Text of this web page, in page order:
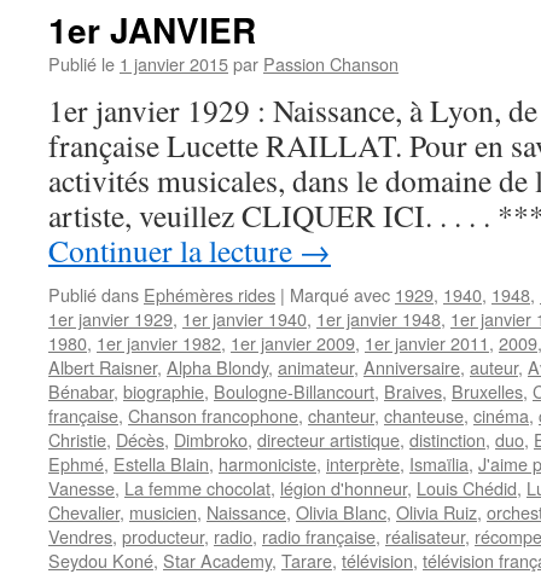
1er JANVIER
Publié le 1 janvier 2015par Passion Chanson
1er janvier 1929 : Naissance, à Lyon,
française Lucette RAILLAT. Pour en
activités musicales, dans le domaine de
artiste, veuillez CLIQUER ICI. . . .
Continuer la lecture →
Publié dans Ephémères rides | Marqué avec 1929, 1940, 1948,
1er janvier 1929, 1er janvier 1940, 1er janvier 1948, 1er janvier
1980, 1er janvier 1982, 1er janvier 2009, 1er janvier 2011, 2009
Albert Raisner, Alpha Blondy, animateur, Anniversaire, auteur,
Bénabar, biographie, Boulogne-Billancourt, Braives, Bruxelles,
française, Chanson francophone, chanteur, chanteuse, cinéma,
Christie, Décès, Dimbroko, directeur artistique, distinction, duo,
Ephmé, Estella Blain, harmoniciste, interprète, Ismaïlia, J'aime
Vanesse, La femme chocolat, légion d'honneur, Louis Chédid,
Chevalier, musicien, Naissance, Olivia Blanc, Olivia Ruiz,
Vendres, producteur, radio, radio française, réalisateur,
Seydou Koné, Star Academy, Tarare, télévision, télévision